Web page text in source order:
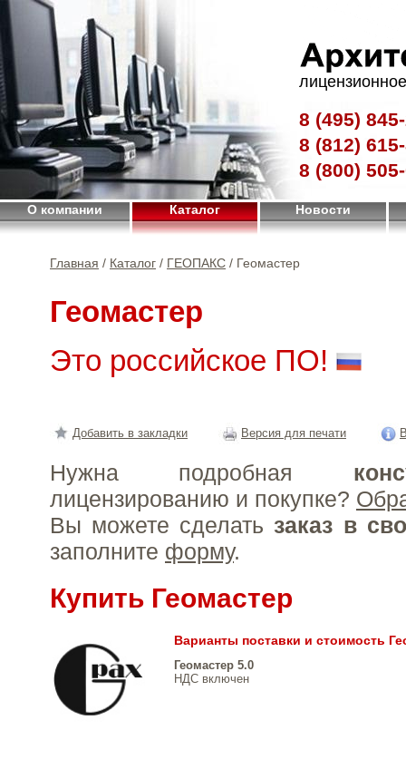
8 (495)
8 (812)
8 (800)
О компании Каталог Новости
Главная / Каталог / ГЕОПАКС / Геомастер
Геомастер
Это российское ПО!
Добавить в закладки Версия для печати
Нужна подробная
лицензированию и покупке?
Вы можете сделать заказ в
заполните форму.
Купить Геомастер
Варианты поставки и стоимость
Геомастер 5.0
НДС включен